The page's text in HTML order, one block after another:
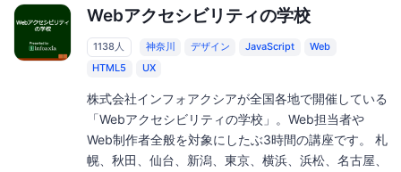
Webアクセシビリティの学校
1138人 神奈川 デザイン JavaScript
Web
HTML5
UX
株式会社インフォアクシアが全国各地で開催している
「Webアクセシビリティの学校」。Web担当者や
Web制作者全般を対象にしたぶ3時間の講座です。 札
幌、秋田、仙台、新潟、東京、横浜、浜松、名古屋、